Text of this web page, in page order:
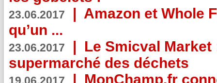
23.06.2017 | Amazon et Whole
qu’un ...
23.06.2017 | Le Smicval
supermarché des déchets
| MonChamp.fr